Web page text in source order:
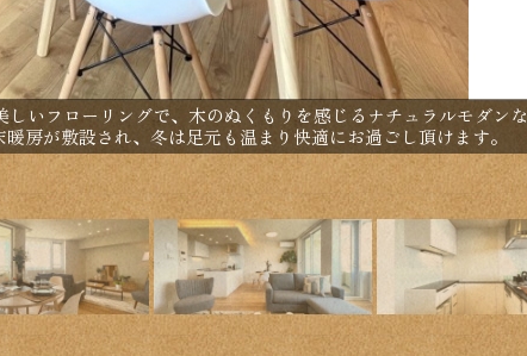
いフローリングで、木のぬくもりを感じるナチュラルモダンな
房が敷設され、冬は足元も温まり快適にお過ごし頂けます。